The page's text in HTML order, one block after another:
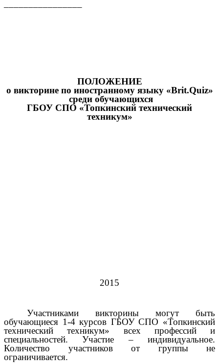
ПОЛОЖЕНИЕ
о викторине по иностранному языку «Brit.Quiz»
среди обучающихся
ГБОУ СПО «Топкинский технический
техникум»
2015
Участниками викторины могут быть
обучающиеся 1-4 курсов ГБОУ СПО «Топкинский
технический техникум» всех профессий и
специальностей. Участие – индивидуальное.
Количество участников от группы не
ограничивается.